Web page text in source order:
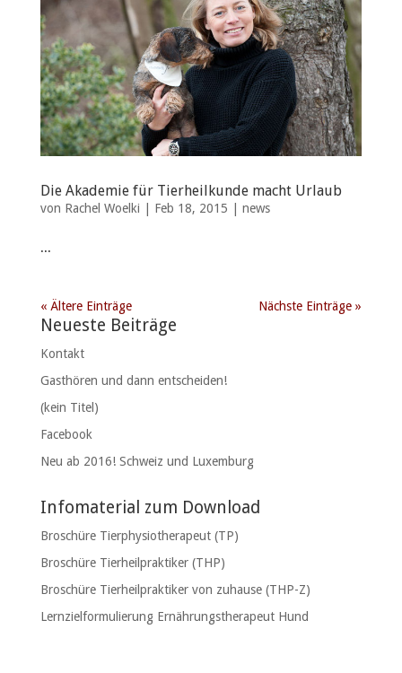
Die Akademie für Tierheilkunde macht Urlaub
von Rachel Woelki Feb 18, 2015 news
...
« Ältere Einträge Nächste Einträge »
Neueste Beiträge
Kontakt
Gasthören und dann entscheiden!
(kein Titel)
Facebook
Neu ab 2016! Schweiz und Luxemburg
Infomaterial zum Download
Broschüre Tierphysiotherapeut (TP)
Broschüre Tierheilpraktiker (THP)
Broschüre Tierheilpraktiker von zuhause (THP-Z)
Lernzielformulierung Ernährungstherapeut Hund